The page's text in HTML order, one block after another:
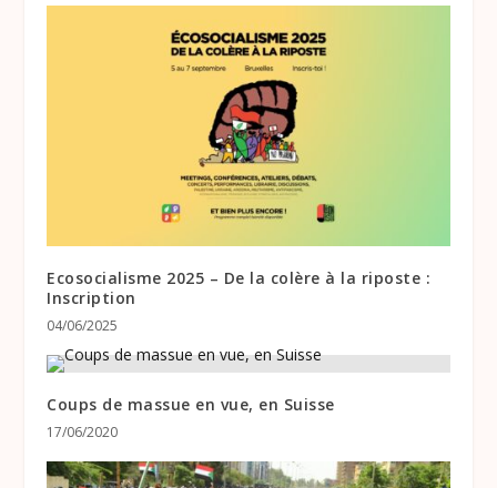
Ecosocialisme 2025 – De la colère à la riposte :
Inscription
04/06/2025
Coups de massue en vue, en Suisse
17/06/2020